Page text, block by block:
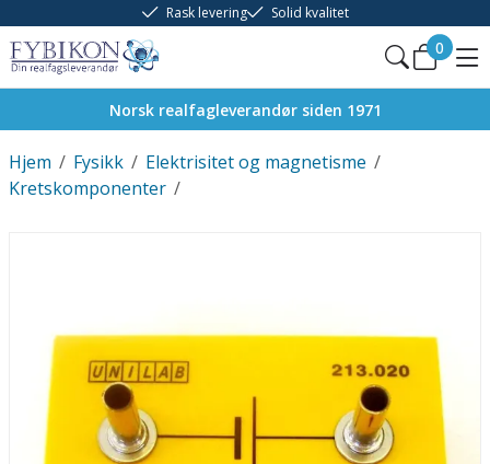
Rask levering Solid kvalitet
0
Norsk realfagleverandør siden 1971
/
Hjem /
Fysikk /
Elektrisitet og magnetisme
/
Kretskomponenter